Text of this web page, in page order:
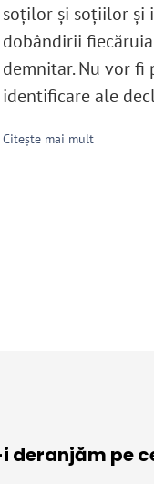
soților și soțiilor şi
dobândirii
demnitar. Nu vor
identificare ale
Citește mai mult
pe